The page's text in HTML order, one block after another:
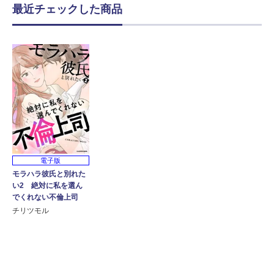
最近チェックした商品
電子版
モラハラ彼氏と別れた
い2 絶対に私を選ん
でくれない不倫上司
チリツモル